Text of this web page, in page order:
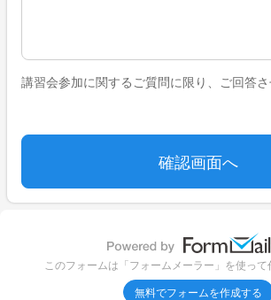
講習会参加に関するご質問に限り、ご回答さ
このフォームは「フォームメーラー」を使っ
無料でフォームを作成する